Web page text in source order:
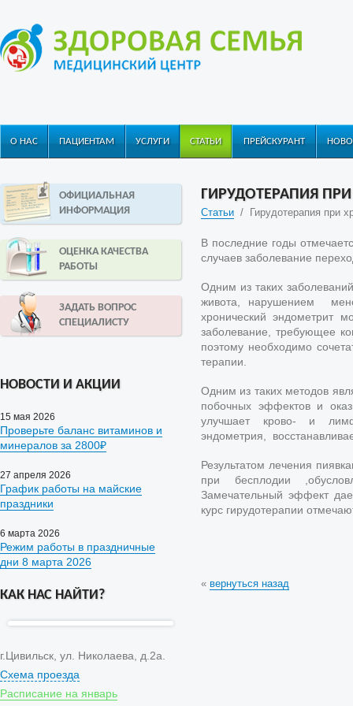
О НАС ПАЦИЕНТАМ УСЛУГИ СТАТЬИ ПРЕЙСКУРАНТ
ГИРУДОТЕРАПИЯ
Статьи / Гирудотерапия при
В последние годы
случаев заболевание
Одним из таких
живота, нарушением
хронический эндометрит
заболевание, требующее
поэтому необходимо
терапии.
Одним из таких методов
побочных эффектов и
улучшает крово- и
эндометрия,
Результатом лечения
при бесплодии
Замечательный эффект
курс гирудотерапии
« вернуться назад
ОФИЦИАЛЬНАЯ
ИНФОРМАЦИЯ
ОЦЕНКА КАЧЕСТВА
РАБОТЫ
ЗАДАТЬ ВОПРОС
СПЕЦИАЛИСТУ
НОВОСТИ И АКЦИИ
15 мая 2026
Проверьте баланс витаминов и
минералов за 2800₽
27 апреля 2026
График работы на майские
праздники
6 марта 2026
Режим работы в праздничные
дни 8 марта 2026
КАК НАС НАЙТИ?
г.Цивильск, ул. Николаева, д.2а.
Схема проезда
Расписание на январь